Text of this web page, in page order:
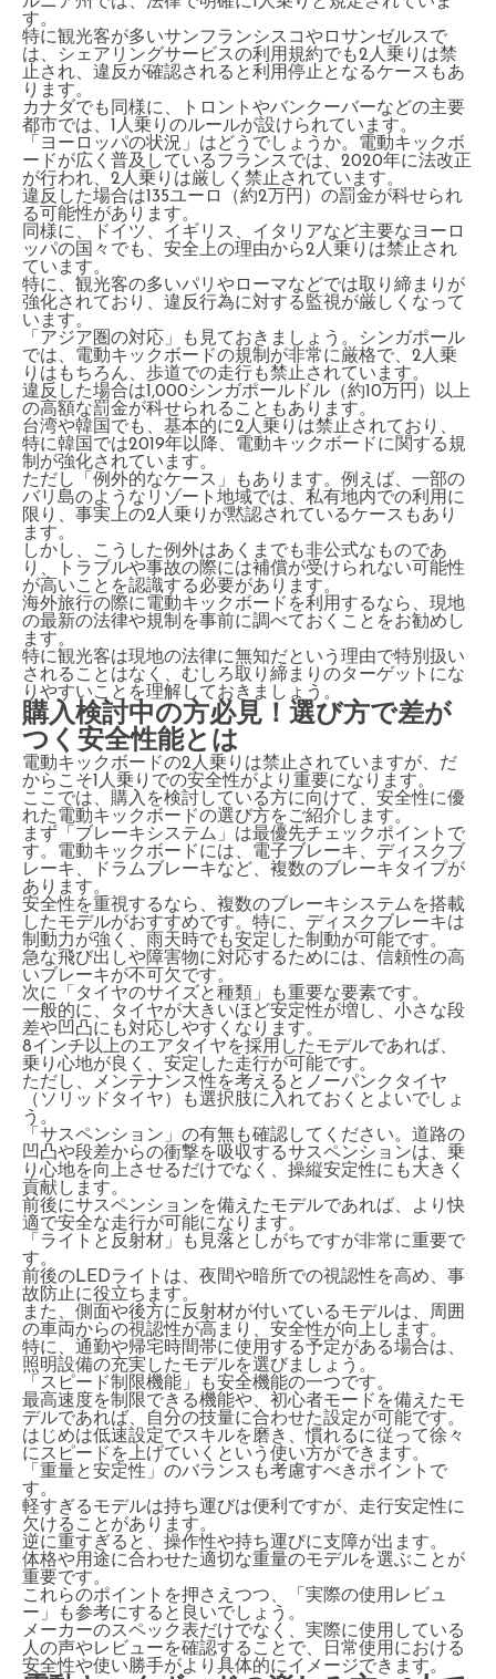
す。
特に観光客が多いサンフランシスコやロサンゼルスで
は、シェアリングサービスの利用規約でも2人乗りは禁
止され、違反が確認されると利用停止となるケースもあ
ります。
カナダでも同様に、トロントやバンクーバーなどの主要
都市では、1人乗りのルールが設けられています。
「ヨーロッパの状況」はどうでしょうか。電動キックボ
ードが広く普及しているフランスでは、2020年に法改正
が行われ、2人乗りは厳しく禁止されています。
違反した場合は135ユーロ（約2万円）の罰金が科せられ
る可能性があります。
同様に、ドイツ、イギリス、イタリアなど主要なヨーロ
ッパの国々でも、安全上の理由から2人乗りは禁止され
ています。
特に、観光客の多いパリやローマなどでは取り締まりが
強化されており、違反行為に対する監視が厳しくなって
います。
「アジア圏の対応」も見ておきましょう。シンガポール
では、電動キックボードの規制が非常に厳格で、2人乗
りはもちろん、歩道での走行も禁止されています。
違反した場合は1,000シンガポールドル（約10万円）以上
の高額な罰金が科せられることもあります。
台湾や韓国でも、基本的に2人乗りは禁止されており、
特に韓国では2019年以降、電動キックボードに関する規
制が強化されています。
ただし「例外的なケース」もあります。例えば、一部の
バリ島のようなリゾート地域では、私有地内での利用に
限り、事実上の2人乗りが黙認されているケースもあり
ます。
しかし、こうした例外はあくまでも非公式なものであ
り、トラブルや事故の際には補償が受けられない可能性
が高いことを認識する必要があります。
海外旅行の際に電動キックボードを利用するなら、現地
の最新の法律や規制を事前に調べておくことをお勧めし
ます。
特に観光客は現地の法律に無知だという理由で特別扱い
されることはなく、むしろ取り締まりのターゲットにな
りやすいことを理解しておきましょう。
購入検討中の方必見！選び方で差が
つく安全性能とは
電動キックボードの2人乗りは禁止されていますが、だ
からこそ1人乗りでの安全性がより重要になります。
ここでは、購入を検討している方に向けて、安全性に優
れた電動キックボードの選び方をご紹介します。
まず「ブレーキシステム」は最優先チェックポイントで
す。電動キックボードには、電子ブレーキ、ディスクブ
レーキ、ドラムブレーキなど、複数のブレーキタイプが
あります。
安全性を重視するなら、複数のブレーキシステムを搭載
したモデルがおすすめです。特に、ディスクブレーキは
制動力が強く、雨天時でも安定した制動が可能です。
急な飛び出しや障害物に対応するためには、信頼性の高
いブレーキが不可欠です。
次に「タイヤのサイズと種類」も重要な要素です。
一般的に、タイヤが大きいほど安定性が増し、小さな段
差や凹凸にも対応しやすくなります。
8インチ以上のエアタイヤを採用したモデルであれば、
乗り心地が良く、安定した走行が可能です。
ただし、メンテナンス性を考えるとノーパンクタイヤ
（ソリッドタイヤ）も選択肢に入れておくとよいでしょ
う。
「サスペンション」の有無も確認してください。道路の
凹凸や段差からの衝撃を吸収するサスペンションは、乗
り心地を向上させるだけでなく、操縦安定性にも大きく
貢献します。
前後にサスペンションを備えたモデルであれば、より快
適で安全な走行が可能になります。
「ライトと反射材」も見落としがちですが非常に重要で
す。
前後のLEDライトは、夜間や暗所での視認性を高め、事
故防止に役立ちます。
また、側面や後方に反射材が付いているモデルは、周囲
の車両からの視認性が高まり、安全性が向上します。
特に、通勤や帰宅時間帯に使用する予定がある場合は、
照明設備の充実したモデルを選びましょう。
「スピード制限機能」も安全機能の一つです。
最高速度を制限できる機能や、初心者モードを備えたモ
デルであれば、自分の技量に合わせた設定が可能です。
はじめは低速設定でスキルを磨き、慣れるに従って徐々
にスピードを上げていくという使い方ができます。
「重量と安定性」のバランスも考慮すべきポイントで
す。
軽すぎるモデルは持ち運びは便利ですが、走行安定性に
欠けることがあります。
逆に重すぎると、操作性や持ち運びに支障が出ます。
体格や用途に合わせた適切な重量のモデルを選ぶことが
重要です。
これらのポイントを押さえつつ、「実際の使用レビュ
ー」も参考にすると良いでしょう。
メーカーのスペック表だけでなく、実際に使用している
人の声やレビューを確認することで、日常使用における
安全性や使い勝手がより具体的にイメージできます。